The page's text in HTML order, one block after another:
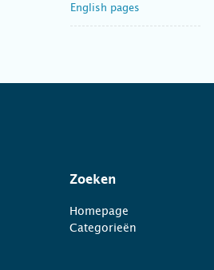
English pages
Zoeken
Homepage
Categorieën